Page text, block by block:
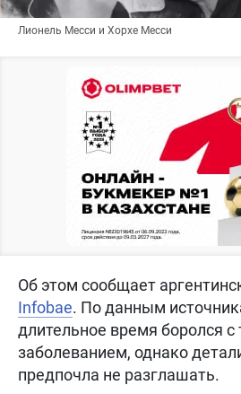
Лионель Месси и Хорхе Месси
Об этом сообщает
Infobae. По данным
длительное время боролся
заболеванием, однако
предпочла не разглашать.